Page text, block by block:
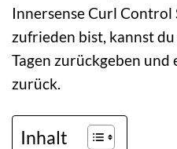
Innersense Curl
zufrieden bist, kannst
Tagen zurückgeben und
zurück.
Inhalt